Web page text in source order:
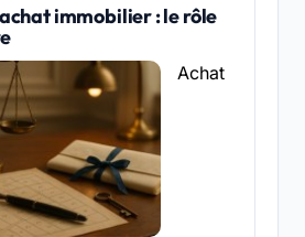
immobilier : le rôle
Achat